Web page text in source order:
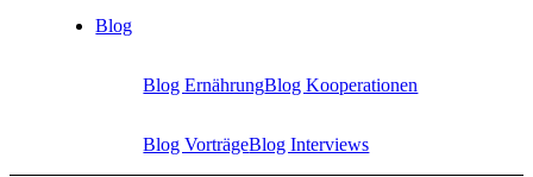
Blog
Blog ErnährungBlog Kooperationen
Blog VorträgeBlog Interviews